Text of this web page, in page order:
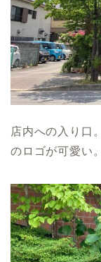
店内への入り口
のロゴが可愛い。